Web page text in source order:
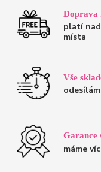
Doprava
platí nad
místa
Vše
Garance
máme